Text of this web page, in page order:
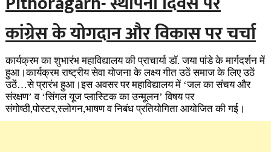
कांग्रेस के योगदान और विकास पर चर्चा
कार्यक्रम का शुभारंभ महाविद्यालय की प्राचार्या डॉ. जया पांडे के मार्गदर्शन में
हुआ।कार्यक्रम राष्ट्रीय सेवा योजना के लक्ष्य गीत उठें समाज के लिए उठें
उठें…से प्रारंभ हुआ।इस अवसर पर महाविद्यालय में ‘जल का संचय और
संरक्षण’ व ‘सिंगल यूज प्लास्टिक का उन्मूलन’ विषय पर
संगोष्ठी,पोस्टर,स्लोगन,भाषण व निबंध प्रतियोगिता आयोजित की गई।